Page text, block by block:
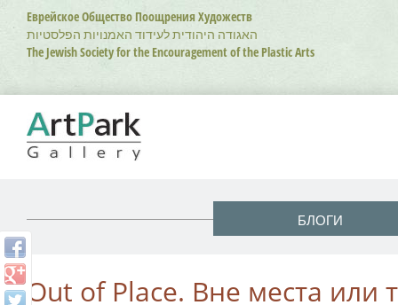
Перейти
основному
содержанию
Еврейское Общество Поощрения Художеств
האגודה היהודית לעידוד האמנויות הפלסטיות
The Jewish Society for the Encouragement of the Plastic Arts
БЛОГИ
Out of Place. Вне места или